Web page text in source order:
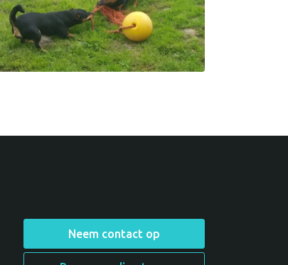
Neem contact op